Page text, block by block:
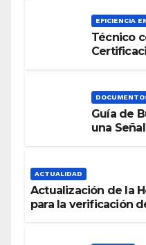
EFICIENCIA
Técnico
Guía de
una
ACTUALIDAD
Actualización de la
para la verificación